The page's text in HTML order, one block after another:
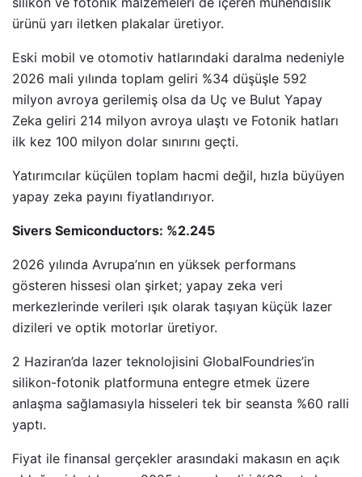
ürünü yarı iletken plakalar üretiyor.
Eski mobil ve otomotiv hatlarındaki daralma nedeniyle
2026 mali yılında toplam geliri %34 düşüşle 592
milyon avroya gerilemiş olsa da Uç ve Bulut Yapay
Zeka geliri 214 milyon avroya ulaştı ve Fotonik hatları
ilk kez 100 milyon dolar sınırını geçti.
Yatırımcılar küçülen toplam hacmi değil, hızla büyüyen
yapay zeka payını fiyatlandırıyor.
Sivers Semiconductors: %2.245
2026 yılında Avrupa’nın en yüksek performans
gösteren hissesi olan şirket; yapay zeka veri
merkezlerinde verileri ışık olarak taşıyan küçük lazer
dizileri ve optik motorlar üretiyor.
2 Haziran’da lazer teknolojisini GlobalFoundries’in
silikon-fotonik platformuna entegre etmek üzere
anlaşma sağlamasıyla hisseleri tek bir seansta %60 ralli
yaptı.
Fiyat ile finansal gerçekler arasındaki makasın en açık